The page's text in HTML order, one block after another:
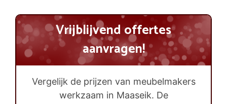
Vrijblijvend offertes
aanvragen!
Vergelijk de prijzen van meubelmakers
werkzaam in Maaseik. De